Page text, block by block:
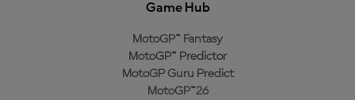
Game Hub
MotoGP™ Fantasy
MotoGP™ Predictor
MotoGP Guru Predict
MotoGP™26